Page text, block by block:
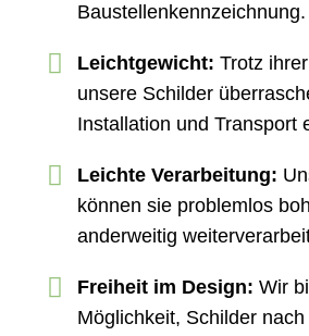
Baustellenkennzeichnung.
Leichtgewicht:Trotz
unsere Schilder
Installation und Transport
Leichte Verarbeitung:
können sie problemlos
anderweitig
Freiheit im Design:Wir
Möglichkeit, Schilder